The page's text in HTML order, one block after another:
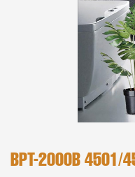
BPT-2000B 4501/